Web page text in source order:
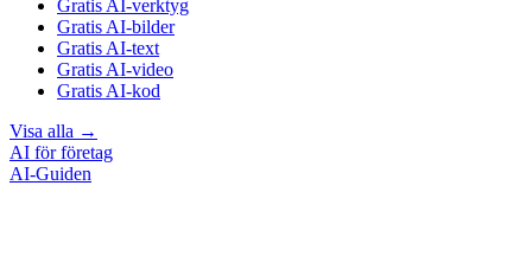
Gratis AI-verktyg
Gratis AI-bilder
Gratis AI-text
Gratis AI-video
Gratis AI-kod
Visa alla →
AI för företag
AI-Guiden